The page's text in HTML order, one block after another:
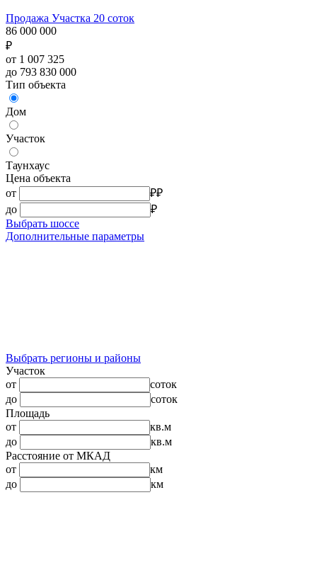
Продажа Участка 20 соток
86 000 000
₽
от 1 007 325
до 793 830 000
Тип объекта
Дом
Участок
Таунхаус
Цена объекта
от
₽₽
до
₽
Выбрать шоссе
Дополнительные параметры
Выбрать регионы и районы
Участок
от
соток
до
соток
Площадь
от
кв.м
до
кв.м
Расстояние от МКАД
от
км
до
км